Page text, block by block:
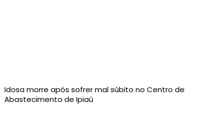
Idosa morre após sofrer mal súbito no Centro de
Abastecimento de Ipiaú